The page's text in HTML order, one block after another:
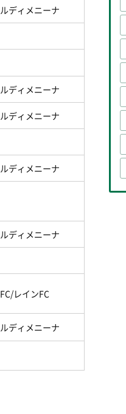
ディメニーナ
ディメニーナ
ディメニーナ
ディメニーナ
ディメニーナ
レインFC
ディメニーナ